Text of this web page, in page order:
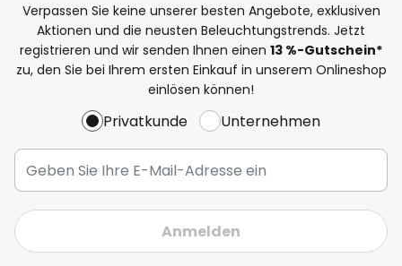
Verpassen Sie keine unserer besten Angebote, exklusiven
Aktionen und die neusten Beleuchtungstrends. Jetzt
registrieren und wir senden Ihnen einen 13 %-Gutschein*
zu, den Sie bei Ihrem ersten Einkauf in unserem Onlineshop
einlösen können!
Privatkunde Unternehmen
Anmelden